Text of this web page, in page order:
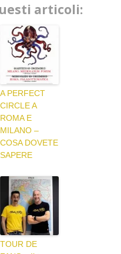
articoli:
A PERFECT
CIRCLE A
ROMA E
MILANO –
COSA DOVETE
SAPERE
TOUR DE